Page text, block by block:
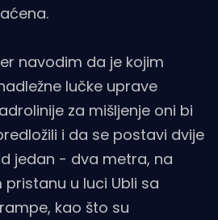
navodim da je kojim
lučke uprave
za mišljenje oni bi
i da se postavi dvije
jedan - dva metra, na
u luci Ubli sa
kao što su